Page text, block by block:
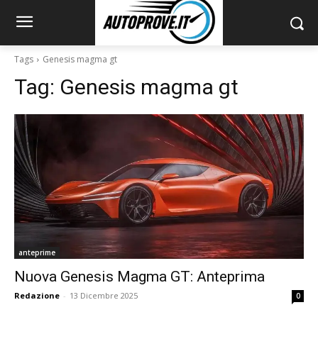
Tags Genesis magma gt
Tag: Genesis magma gt
anteprime
Nuova Genesis Magma GT: Anteprima
Redazione - 13 Dicembre 2025 0